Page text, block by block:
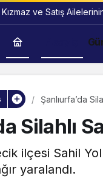
Kızmaz ve Satış
Şanlıurfa’da
Silahlı
ilçesi Sahil
yaralandı.